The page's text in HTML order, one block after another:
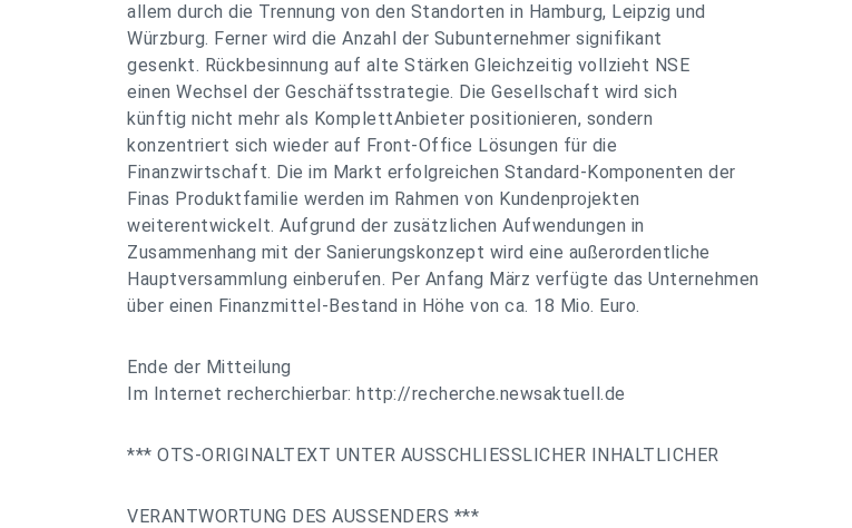
allem durch die Trennung von den Standorten in Hamburg, Leipzig und
Würzburg. Ferner wird die Anzahl der Subunternehmer signifikant
gesenkt. Rückbesinnung auf alte Stärken Gleichzeitig vollzieht NSE
einen Wechsel der Geschäftsstrategie. Die Gesellschaft wird sich
künftig nicht mehr als KomplettAnbieter positionieren, sondern
konzentriert sich wieder auf Front-Office Lösungen für die
Finanzwirtschaft. Die im Markt erfolgreichen Standard-Komponenten der
Finas Produktfamilie werden im Rahmen von Kundenprojekten
weiterentwickelt. Aufgrund der zusätzlichen Aufwendungen in
Zusammenhang mit der Sanierungskonzept wird eine außerordentliche
Hauptversammlung einberufen. Per Anfang März verfügte das Unternehmen
über einen Finanzmittel-Bestand in Höhe von ca. 18 Mio. Euro.
Ende der Mitteilung
Im Internet recherchierbar: http://recherche.newsaktuell.de
*** OTS-ORIGINALTEXT UNTER AUSSCHLIESSLICHER INHALTLICHER
VERANTWORTUNG DES AUSSENDERS ***